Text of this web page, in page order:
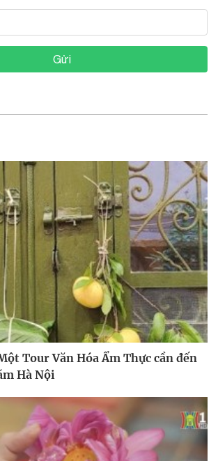
Gửi
Tour Văn Hóa Ẩm Thực cần đến
Hà Nội